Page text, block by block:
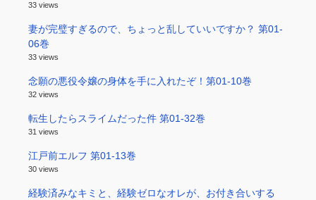
33 views
妻が完璧すぎるので、ちょっと乱していいですか？ 第01-
06巻
33 views
念願の悪役令嬢の身体を手に入れたぞ！第01-10巻
32 views
転生したらスライムだった件 第01-32巻
31 views
江戸前エルフ 第01-13巻
30 views
経験済みなキミと、経験ゼロなオレが、お付き合いする